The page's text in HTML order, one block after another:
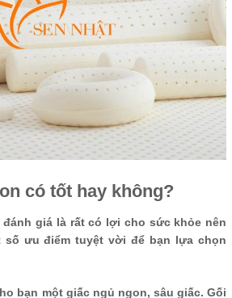
có tốt hay không?
giá là rất có lợi cho sức khỏe nên
số ưu điểm tuyệt vời để bạn lựa chọn
bạn một giấc ngủ ngon, sâu giấc. Gối